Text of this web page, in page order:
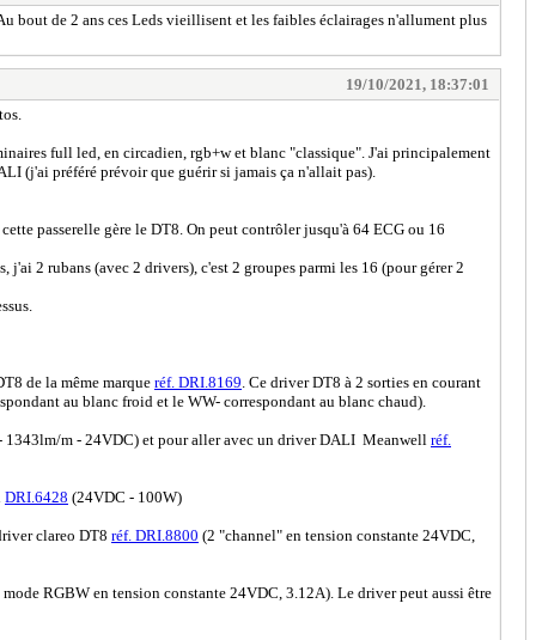
bout de 2 ans ces Leds vieillisent et les faibles éclairages n'allument plus
19/10/2021, 18:37:01
full led, en circadien, rgb+w et blanc "classique". J'ai principalement
(j'ai préféré prévoir que guérir si jamais ça n'allait pas).
passerelle gère le DT8. On peut contrôler jusqu'à 64 ECG ou 16
2 rubans (avec 2 drivers), c'est 2 groupes parmi les 16 (pour gérer 2
de la même marque réf. DRI.8169 . Ce driver DT8 à 2 sorties en courant
au blanc froid et le WW- correspondant au blanc chaud).
1343lm/m - 24VDC) et pour aller avec un driver DALI Meanwell réf.
DRI.6428 (24VDC - 100W)
clareo DT8 réf. DRI.8800 (2 "channel" en tension constante 24VDC,
RGBW en tension constante 24VDC, 3.12A). Le driver peut aussi être